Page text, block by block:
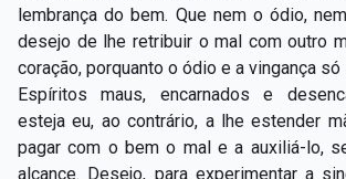
Capítulo XXV — Buscai e achareis
Capítulo XXVI — Dai gratuitamente o que
gratuitamente recebestes
Capítulo XXVII — Pedi e obtereis
lembrança do bem. Que nem o ódio,
desejo de lhe retribuir o mal com outro
coração, porquanto o ódio e a vingança
Espíritos maus, encarnados e
esteja eu, ao contrário, a lhe estender
pagar com o bem o mal e a auxiliá-lo,
alcance. Desejo, para experimentar a